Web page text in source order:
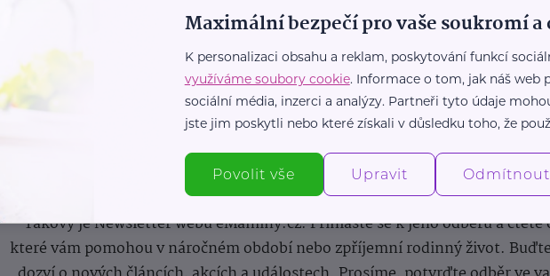
Newsletter
Pravidelný přísun novinek, inspirace na každý den, podpora pro rodiče i
Takový je Newsletter webu eMaminy.cz. Přihlaste se k jeho odběru a
které vám pomohou v náročném období nebo zpříjemní rodinný život.
Maximální bezpečí pro vaše soukromí a
K personalizaci obsahu a reklam, poskytování funkcí
využíváme soubory cookie. Informace o tom, jak náš web
sociální média, inzerci a analýzy. Partneři tyto údaje
jste jim poskytli nebo které získali v důsledku toho, že
Povolit vše Upravit Odmítnout